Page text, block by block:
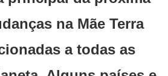
na Mãe Terra
a todas as